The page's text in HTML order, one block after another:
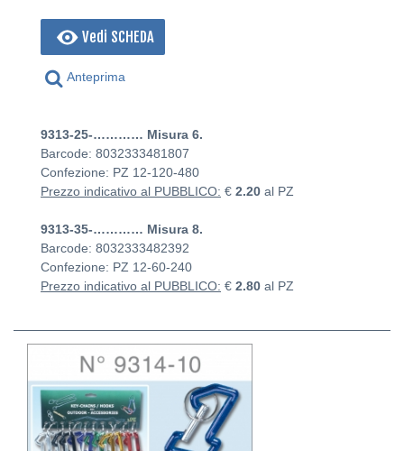
Vedi SCHEDA
Anteprima
9313-25-………… Misura 6.
Barcode: 8032333481807
Confezione: PZ 12-120-480
Prezzo indicativo al PUBBLICO: € 2.20 al PZ
9313-35-………… Misura 8.
Barcode: 8032333482392
Confezione: PZ 12-60-240
Prezzo indicativo al PUBBLICO: € 2.80 al PZ